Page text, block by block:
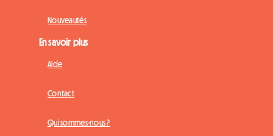
Nouveautés
En savoir plus
Aide
Contact
Qui sommes-nous ?